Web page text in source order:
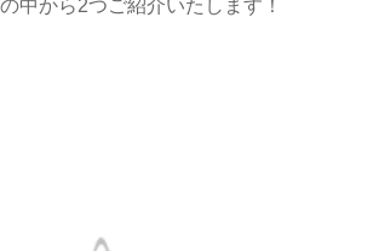
中から2つご紹介いたします！